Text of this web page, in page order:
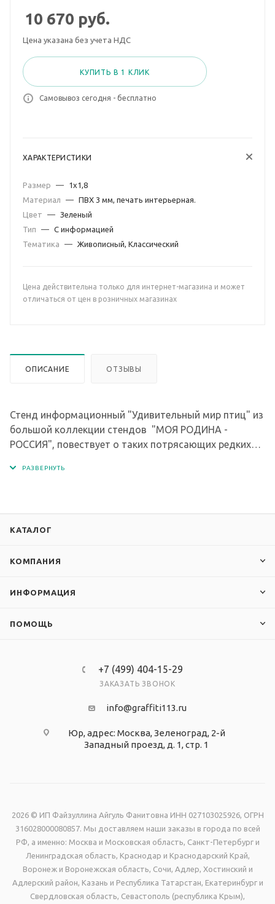
10 670 руб.
Цена указана без учета НДС
КУПИТЬ В 1 КЛИК
Самовывоз сегодня - бесплатно
ХАРАКТЕРИСТИКИ
Размер —
1х1,8
Материал
— ПВХ 3 мм, печать интерьерная.
Цвет
— Зеленый
Тип
— С информацией
Тематика
— Живописный, Классический
Цена действительна только для интернет-магазина и может
отличаться от цен в розничных магазинах
ОПИСАНИЕ ОТЗЫВЫ
Стенд информационный "Удивительный мир птиц" из
большой коллекции стендов "МОЯ РОДИНА -
РОССИЯ", повествует о таких потрясающих редких
необъятной родины. Дизайн стенда выполнен в
станет оригинальным украшением любого
эффектов дополнительного объема, а также
Рекомендуем перед покупкой ознакомиться с
пленке Orafol ( пр-во Германия), экосольвентными
чернилами с разрешением печати 1440 dpi.
КАТАЛОГ
КОМПАНИЯ
ИНФОРМАЦИЯ
ПОМОЩЬ
+7 (499) 404-15-29
ЗАКАЗАТЬ ЗВОНОК
info@graffiti113.ru
Юр, адрес: Москва, Зеленоград, 2-й
Западный проезд, д. 1, стр. 1
2026 © ИП Файзуллина Айгуль Фанитовна ИНН 027103025926, ОГРН
316028000080857. Мы доставляем наши заказы в города по всей
РФ, а именно: Москва и Московская область, Санкт-Петербург и
Ленинградская область, Краснодар и Краснодарский Край,
Воронеж и Воронежская область, Сочи, Адлер, Хостинский и
Адлерский район, Казань и Республика Татарстан, Екатеринбург и
Свердловская область, Севастополь (республика Крым),